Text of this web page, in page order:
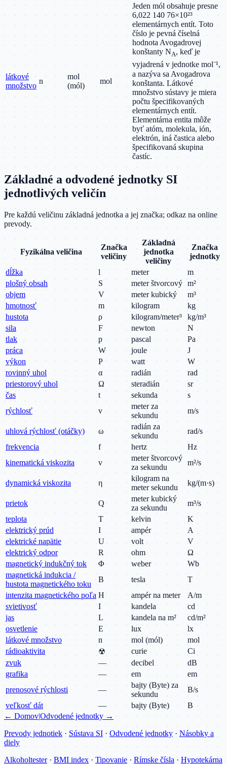
látkové
množstvo
n
mol
(mól)
mol
Jeden mól obsahuje presne
6,022 140 76×10²³
elementárnych entít. Toto
číslo je pevná číselná
hodnota Avogadrovej
konštanty NA, keď je
vyjadrená v jednotke mol⁻¹,
a nazýva sa Avogadrova
konštanta. Látkové
množstvo sústavy je miera
počtu špecifikovaných
elementárnych entít.
Elementárna entita môže
byť atóm, molekula, ión,
elektrón, iná častica alebo
špecifikovaná skupina
častíc.
Základné a odvodené jednotky SI
jednotlivých veličín
Pre každú veličinu základná jednotka a jej značka; odkaz na online
prevody.
Fyzikálna veličina
Značka
veličiny
Základná
jednotka
veličiny
Značka
jednotky
dĺžka
l meter
m
plošný obsah
S meter štvorcový m²
objem
V meter kubický
m³
hmotnosť
m kilogram
kg
hustota
ρ kilogram/meter³
kg/m³
sila
F newton
N
tlak
p pascal
Pa
práca
W joule
J
výkon
P watt
W
rovinný uhol
α radián
rad
priestorový uhol
Ω steradián
sr
čas
t sekunda
s
rýchlosť
v
meter za
sekundu
m/s
uhlová rýchlosť (otáčky) ω
radián za
sekundu
rad/s
frekvencia
f hertz
Hz
kinematická viskozita
v
meter štvorcový
za sekundu
m²/s
dynamická viskozita η
kilogram na
meter sekundu
kg/(m·s)
prietok Q
meter kubický
za sekundu
m³/s
teplota
T kelvin
K
elektrický prúd
I ampér
A
elektrické napätie
U volt
V
elektrický odpor
R ohm
Ω
magnetický indukčný tok
Φ weber
Wb
magnetická indukcia /
hustota magnetického toku
B tesla
T
intenzita magnetického poľa H ampér na meter
A/m
svietivosť
I kandela
cd
jas
L kandela na m²
cd/m²
osvetlenie
E lux
lx
látkové množstvo
n mol (mól)
mol
rádioaktivita
☢ curie
Ci
zvuk
— decibel
dB
grafika
— em
em
prenosové rýchlosti
—
bajty (Byte) za
sekundu
B/s
veľkosť dát
— bajty (Byte)
B
← Domov|Odvodené jednotky →
Prevody jednotiek · Sústava SI · Odvodené jednotky · Násobky a
diely
Alkoholtester· BMI index · Tipovanie · Rímske čísla · Hypotekárna